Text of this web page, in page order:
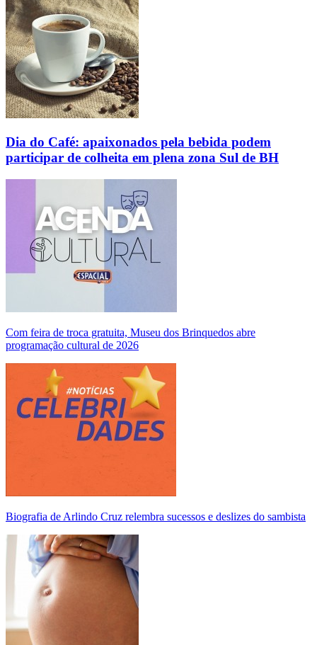
Dia do Café: apaixonados pela bebida podem
participar de colheita em plena zona Sul de BH
Com feira de troca gratuita, Museu dos Brinquedos abre
programação cultural de 2026
Biografia de Arlindo Cruz relembra sucessos e deslizes do sambista